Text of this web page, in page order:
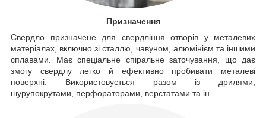
Призначення
Свердло призначене для свердління отворів у металевих
матеріалах, включно зі сталлю, чавуном, алюмінієм та іншими
сплавами. Має спеціальне спіральне заточування, що дає
змогу свердлу легко й ефективно пробивати металеві
поверхні. Використовується разом із дрилями,
шурупокрутами, перфораторами, верстатами та ін.